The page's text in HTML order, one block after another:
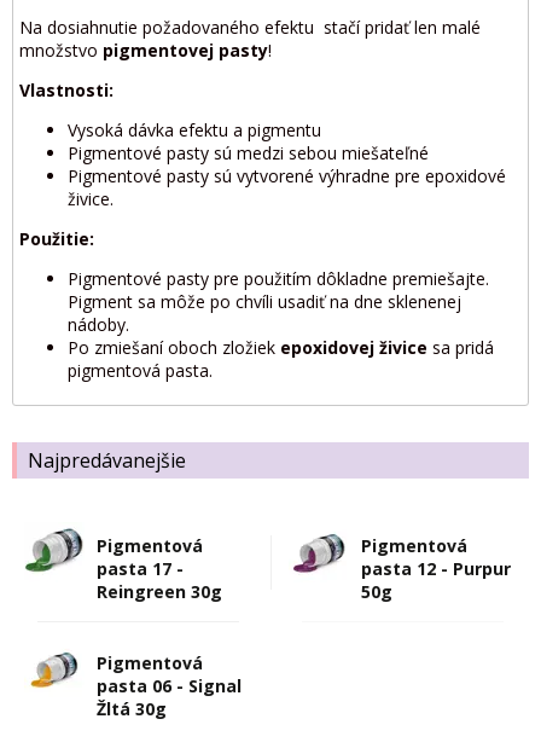
Najpredávanejšie
Pigmentová
pasta 17 -
Reingreen 30g
Pigmentová
pasta 12 - Purpur
50g
Pigmentová
pasta 06 - Signal
Žltá 30g
Na dosiahnutie požadovaného efektu stačí pridať len malé
množstvo pigmentovej pasty!
Vlastnosti:
Vysoká dávka efektu a pigmentu
Pigmentové pasty sú medzi sebou miešateľné
Pigmentové pasty sú vytvorené výhradne pre epoxidové
živice.
Použitie:
Pigmentové pasty pre použitím dôkladne premiešajte.
Pigment sa môže po chvíli usadiť na dne sklenenej
nádoby.
Po zmiešaní oboch zložiek epoxidovej živice sa pridá
pigmentová pasta.